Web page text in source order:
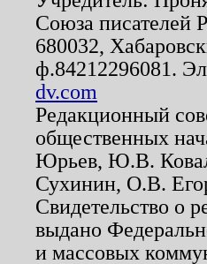
Союза писателей
680032,
ф.84212296081.
dv.com
Редакционный
общественных
Юрьев, Ю.В.
Сухинин, О.В.
Свидетельство о
выдано
и массовых